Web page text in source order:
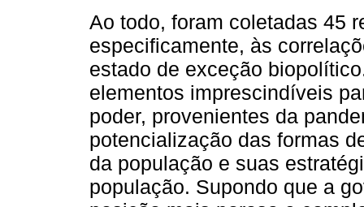
Ao todo, foram coletadas 45
especificamente, às
estado de exceção
elementos imprescindíveis
poder, provenientes da
potencialização das formas
da população e suas
população. Supondo que a